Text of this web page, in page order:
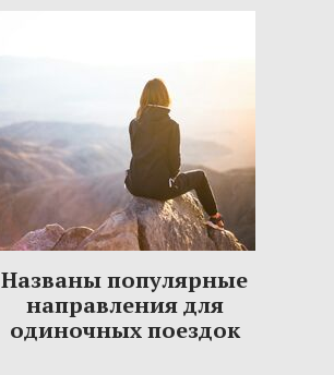
Названы популярные
направления для
одиночных поездок